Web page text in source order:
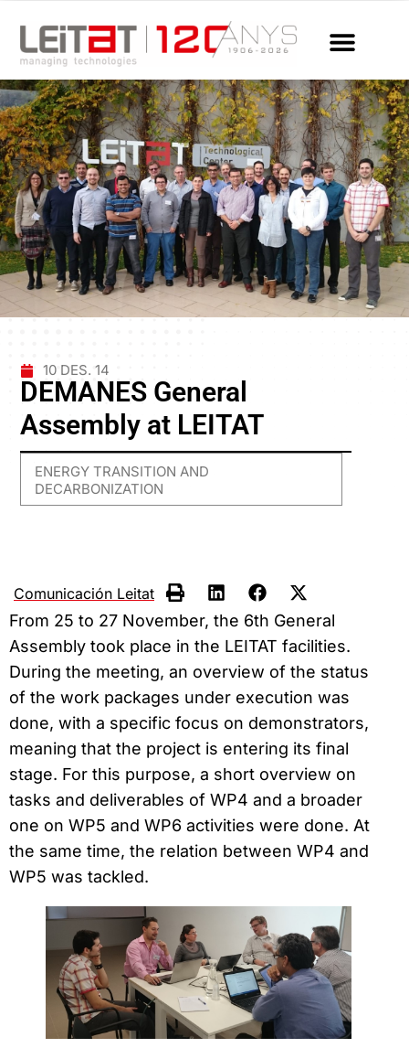
10 DES. 14
DEMANES General
Assembly at LEITAT
ENERGY TRANSITION AND
DECARBONIZATION
Comunicación Leitat
From 25 to 27 November, the 6th General
Assembly took place in the LEITAT facilities.
During the meeting, an overview of the status
of the work packages under execution was
done, with a specific focus on demonstrators,
meaning that the project is entering its final
stage. For this purpose, a short overview on
tasks and deliverables of WP4 and a broader
one on WP5 and WP6 activities were done. At
the same time, the relation between WP4 and
WP5 was tackled.